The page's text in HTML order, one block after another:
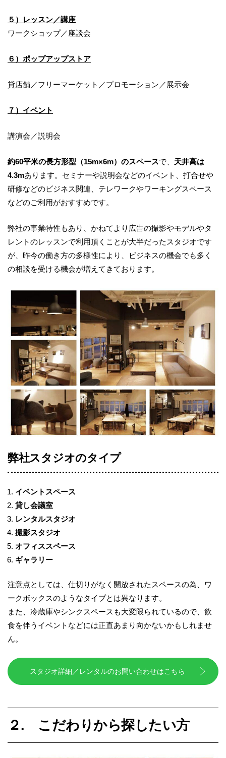
５）レッスン／講座
ワークショップ／座談会
６）ポップアップストア
貸店舗／フリーマーケット／プロモーション／展示会
７）イベント
講演会／説明会
約60平米の長方形型（15m×6m）のスペースで、 天井高は
4.3mあります。セミナーや説明会などのイベント、打合せや
研修などのビジネス関連、テレワークやワーキングスペース
などのご利用がおすすめです。
弊社の事業特性もあり、かねてより広告の撮影やモデルやタ
レントのレッスンで利用頂くことが大半だったスタジオです
が、昨今の働き方の多様性により、ビジネスの機会でも多く
の相談を受ける機会が増えてきております。
弊社スタジオのタイプ
イベントスペース
貸し会議室
レンタルスタジオ
撮影スタジオ
オフィススペース
ギャラリー
注意点としては、仕切りがなく開放されたスペースの為、ワ
ークボックスのようなタイプとは異なります。
また、冷蔵庫やシンクスペースも大変限られているので、飲
食を伴うイベントなどには正直あまり向かないかもしれませ
ん。
スタジオ詳細／レンタルのお問い合わせはこちら
２. こだわりから探したい方